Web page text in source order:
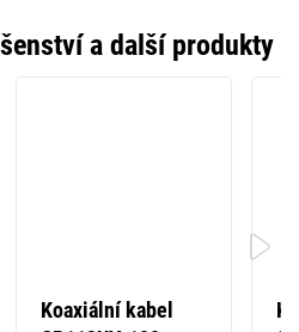
a další produkty
Koaxiální kabel